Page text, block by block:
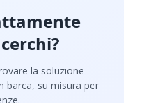
la soluzione
barca, su misura per